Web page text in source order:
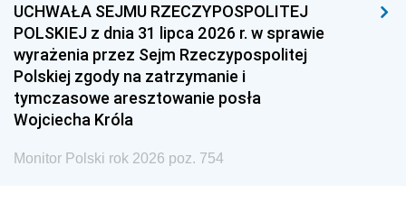
UCHWAŁA SEJMU RZECZYPOSPOLITEJ
POLSKIEJ z dnia 31 lipca 2026 r. w sprawie
wyrażenia przez Sejm Rzeczypospolitej
Polskiej zgody na zatrzymanie i
tymczasowe aresztowanie posła
Wojciecha Króla
Monitor Polski rok 2026 poz. 754